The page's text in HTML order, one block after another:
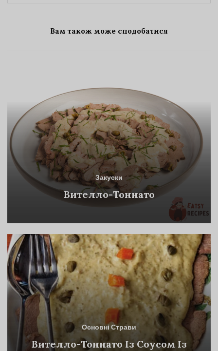
Вам також може сподобатися
Закуски
Вителло-Тоннато
Основні Страви
Вителло-Тоннато Із Соусом Із